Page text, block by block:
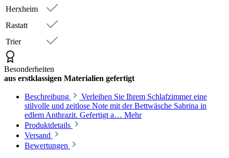
Herxheim
Rastatt
Trier
Besonderheiten
aus erstklassigen Materialien gefertigt
Beschreibung
Verleihen Sie Ihrem Schlafzimmer eine
stilvolle und zeitlose Note mit der Bettwäsche Sabrina in
edlem Anthrazit. Gefertigt a… Mehr
Produktdetails
Versand
Bewertungen